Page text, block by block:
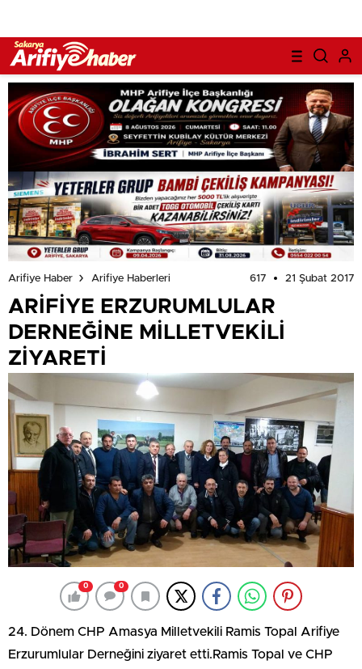
Arifiye Haber Arifiye Haberleri 617 21 Şubat 2017
ARİFİYE ERZURUMLULAR
DERNEĞİNE MİLLETVEKİLİ
ZİYARETİ
0 0
24. Dönem CHP Amasya Milletvekili Ramis Topal Arifiye
Erzurumlular Derneğini ziyaret etti.Ramis Topal ve CHP